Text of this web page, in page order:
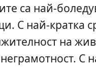
са най-
С най-кратка
на
С